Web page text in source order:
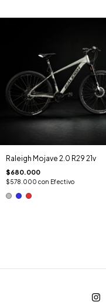
Raleigh Mojave 2.0 R29 21v
$680.000
$578.000 con Efectivo